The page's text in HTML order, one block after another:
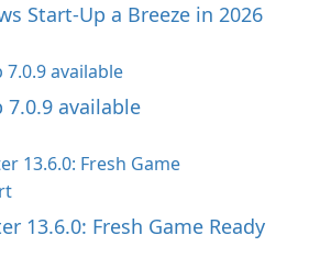
Start-Up a Breeze in 2026
available
13.6.0: Fresh Game Ready